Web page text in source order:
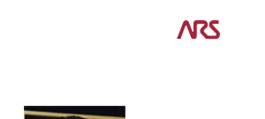
展示場